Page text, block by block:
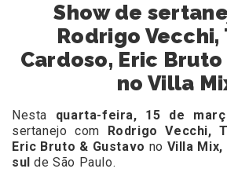
Show de
Rodrigo Vecchi,
Cardoso, Eric
no Villa
Nesta quarta-feira, 15 de
sertanejo com
Rodrigo Vecchi,
Eric Bruto & Gustavo no Villa Mix,
sul de São Paulo.